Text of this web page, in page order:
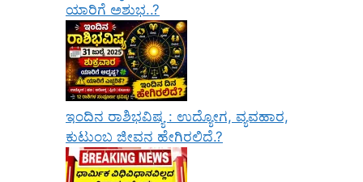
ಯಾರಿಗೆ ಅಶುಭ..?
ಇಂದಿನ ರಾಶಿಭವಿಷ್ಯ : ಉದ್ಯೋಗ, ವ್ಯವಹಾರ,
ಕುಟುಂಬ ಜೀವನ ಹೇಗಿರಲಿದೆ.?